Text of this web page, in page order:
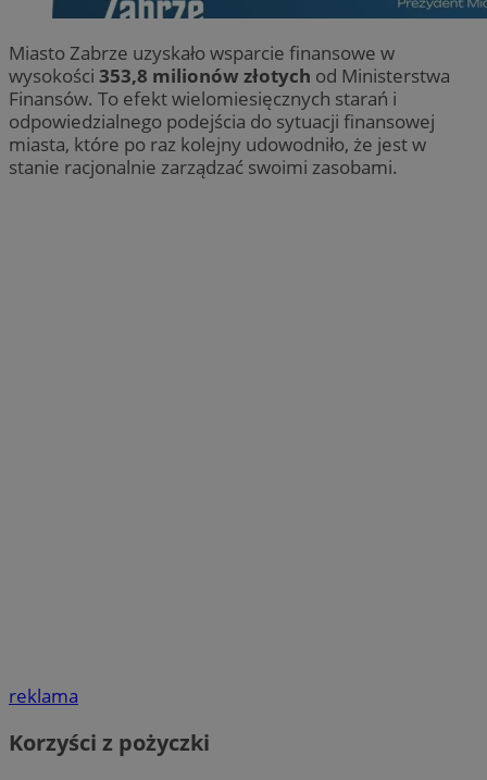
Miasto Zabrze uzyskało wsparcie finansowe w
wysokości 353,8 milionów złotych od Ministerstwa
Finansów. To efekt wielomiesięcznych starań i
odpowiedzialnego podejścia do sytuacji finansowej
miasta, które po raz kolejny udowodniło, że jest w
stanie racjonalnie zarządzać swoimi zasobami.
reklama
Korzyści z pożyczki